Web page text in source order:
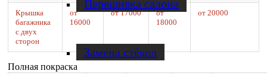
Перешивка салона
Замена стёкол
Крышка
багажника
с двух
сторон
от
16000
от 17000
от
18000
от 20000
Полная покраска